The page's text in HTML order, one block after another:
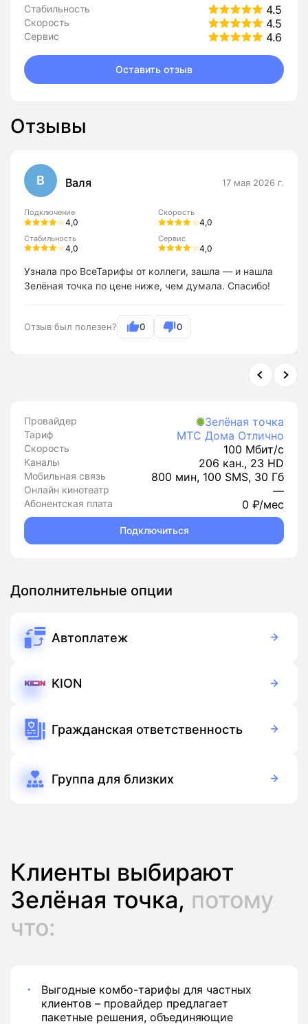
Стабильность 4.5
Скорость 4.5
Сервис 4.6
Оставить отзыв
Отзывы
В Валя 17 мая 2026 г.
Подключение
4,0
Скорость
4,0
Стабильность
4,0
Сервис
4,0
Узнала про ВсеТарифы от коллеги, зашла — и нашла
Зелёная точка по цене ниже, чем думала. Спасибо!
Отзыв был полезен? 0 0
Провайдер Зелёная точка
Тариф МТС Дома Отлично
Скорость 100 Мбит/с
Каналы 206 кан., 23 HD
Мобильная связь 800 мин, 100 SMS, 30 Гб
Онлайн кинотеатр —
Абонентская плата 0 ₽/мес
Подключиться
Дополнительные опции
Автоплатеж
KION
Подписка
Гражданская ответственность
Группа для близких
Клиенты выбирают
Зелёная точка, потому
что:
Выгодные комбо-тарифы для частных
клиентов – провайдер предлагает
пакетные решения, объединяющие